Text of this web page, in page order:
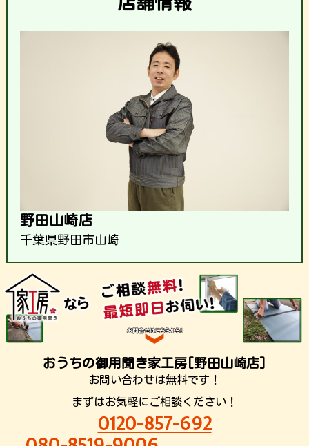
野田山崎店
千葉県野田市山崎
おうちの御用聞き家工房[野田山崎店]
お問い合わせは無料です！
まずはお気軽にご相談ください！
0120-857-692